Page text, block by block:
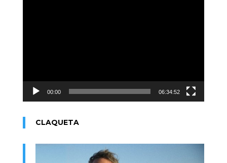
00:00 06:34:52
CLAQUETA